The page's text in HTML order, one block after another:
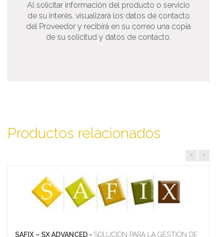
Al solicitar información del producto o servicio
de su interés. visualizará los datos de contacto
del Proveedor y recibirá en su correo una copia
de su solicitud y datos de contacto.
Productos relacionados
SAFIX – SX ADVANCED - SOLUCIÓN PARA LA GESTIÓN DE